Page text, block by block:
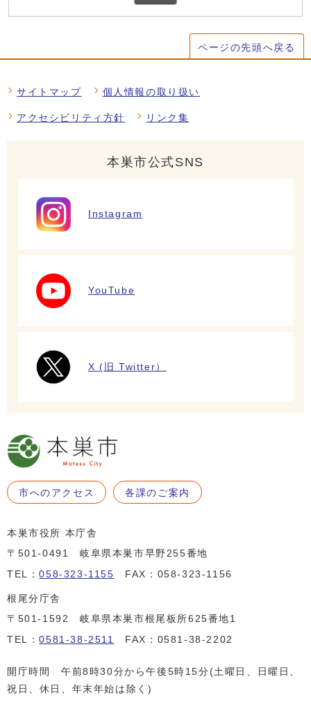
ページの先頭へ戻る
サイトマップ 個人情報の取り扱い
アクセシビリティ方針 リンク集
本巣市公式SNS
Instagram
YouTube
X (旧 Twitter）
市へのアクセス 各課のご案内
本巣市役所 本庁舎
〒501-0491 岐阜県本巣市早野255番地
TEL：058-323-1155 FAX：058-323-1156
根尾分庁舎
〒501-1592 岐阜県本巣市根尾板所625番地1
TEL：0581-38-2511 FAX：0581-38-2202
開庁時間 午前8時30分から午後5時15分(土曜日、日曜日、
祝日、休日、年末年始は除く)